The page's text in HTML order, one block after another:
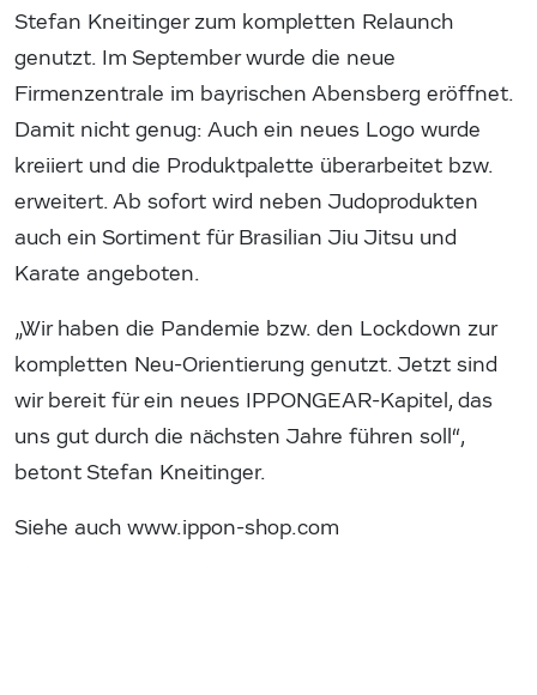
Stefan Kneitinger zum kompletten Relaunch
genutzt. Im September wurde die neue
Firmenzentrale im bayrischen Abensberg eröffnet.
Damit nicht genug: Auch ein neues Logo wurde
kreiiert und die Produktpalette überarbeitet bzw.
erweitert. Ab sofort wird neben Judoprodukten
auch ein Sortiment für Brasilian Jiu Jitsu und
Karate angeboten.
„Wir haben die Pandemie bzw. den Lockdown zur
kompletten Neu-Orientierung genutzt. Jetzt sind
wir bereit für ein neues IPPONGEAR-Kapitel, das
uns gut durch die nächsten Jahre führen soll“,
betont Stefan Kneitinger.
Siehe auch www.ippon-shop.com